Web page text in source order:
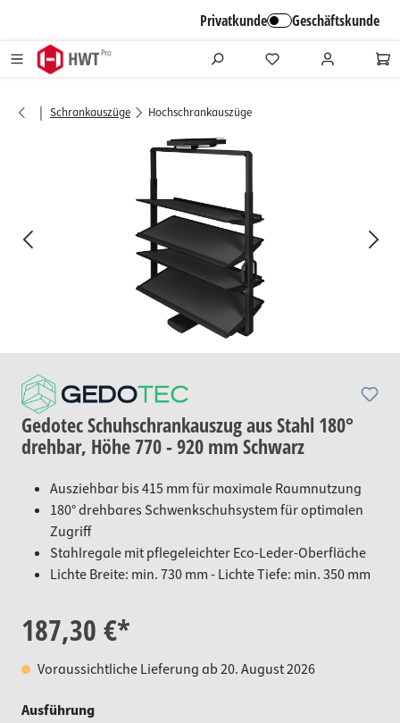
Privatkunde Geschäftskunde
| Schrankauszüge Hochschrankauszüge
Bildergalerie überspringen
Gedotec Schuhschrankauszug aus Stahl 180°
drehbar, Höhe 770 - 920 mm Schwarz
Ausziehbar bis 415 mm für maximale Raumnutzung
180° drehbares Schwenkschuhsystem für optimalen
Zugriff
Stahlregale mit pflegeleichter Eco-Leder-Oberfläche
Lichte Breite: min. 730 mm - Lichte Tiefe: min. 350 mm
187,30 €*
Voraussichtliche Lieferung ab 20. August 2026
Ausführungauswählen